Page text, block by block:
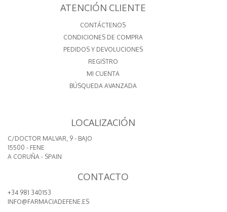
ATENCIÓN CLIENTE
CONTÁCTENOS
CONDICIONES DE COMPRA
PEDIDOS Y DEVOLUCIONES
REGISTRO
MI CUENTA
BÚSQUEDA AVANZADA
LOCALIZACIÓN
C/DOCTOR MALVAR, 9 - BAJO
15500 - FENE
A CORUÑA - SPAIN
CONTACTO
+34 981 340153
INFO@FARMACIADEFENE.ES